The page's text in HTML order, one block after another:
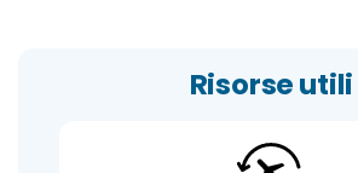
Risorse utili